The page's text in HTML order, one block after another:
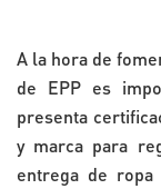
A la hora de
de EPP es
presenta
y marca para
entrega de